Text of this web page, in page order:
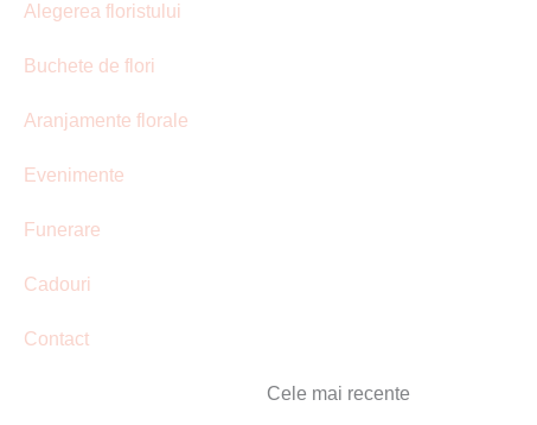
Alegerea floristului
Buchete de flori
Aranjamente florale
Evenimente
Funerare
Cadouri
Contact
Cele mai recente